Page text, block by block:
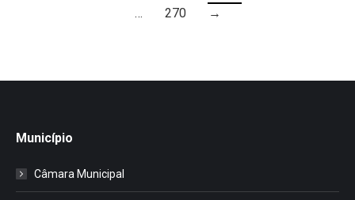
…
270 →
Município
Câmara Municipal